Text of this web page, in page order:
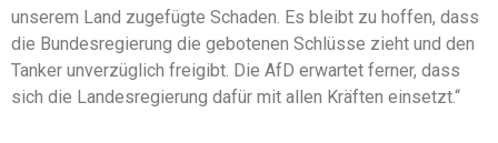
unserem Land zugefügte Schaden. Es bleibt zu hoffen, dass
die Bundesregierung die gebotenen Schlüsse zieht und den
Tanker unverzüglich freigibt. Die AfD erwartet ferner, dass
sich die Landesregierung dafür mit allen Kräften einsetzt.“